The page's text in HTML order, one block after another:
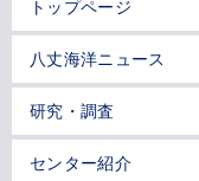
トップページ
八丈海洋ニュース
研究・調査
センター紹介